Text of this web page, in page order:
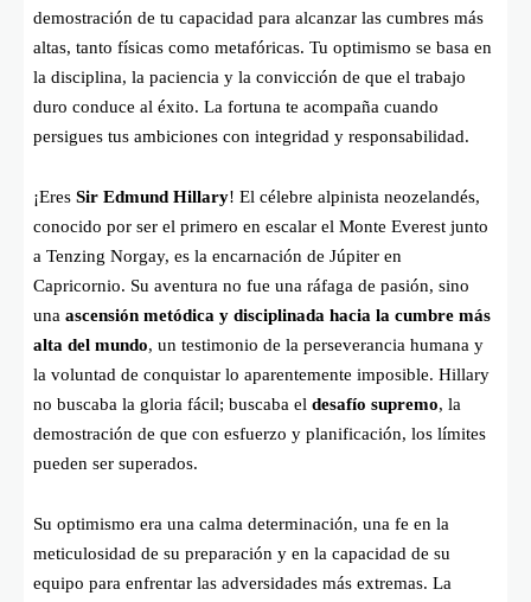
demostración de tu capacidad para alcanzar las cumbres más
altas, tanto físicas como metafóricas. Tu optimismo se basa en
la disciplina, la paciencia y la convicción de que el trabajo
duro conduce al éxito. La fortuna te acompaña cuando
persigues tus ambiciones con integridad y responsabilidad.
¡Eres Sir Edmund Hillary! El célebre alpinista neozelandés,
conocido por ser el primero en escalar el Monte Everest junto
a Tenzing Norgay, es la encarnación de Júpiter en
Capricornio. Su aventura no fue una ráfaga de pasión, sino
una ascensión metódica y disciplinada hacia la cumbre más
alta del mundo, un testimonio de la perseverancia humana y
la voluntad de conquistar lo aparentemente imposible. Hillary
no buscaba la gloria fácil; buscaba el desafío supremo, la
demostración de que con esfuerzo y planificación, los límites
pueden ser superados.
Su optimismo era una calma determinación, una fe en la
meticulosidad de su preparación y en la capacidad de su
equipo para enfrentar las adversidades más extremas. La